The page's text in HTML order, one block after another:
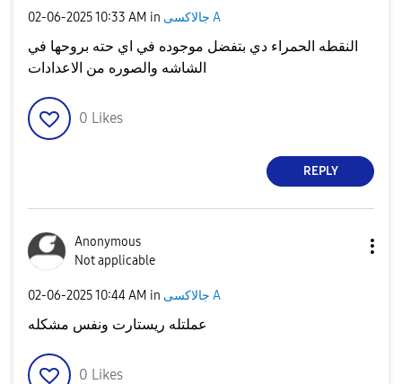
‎02-06-202510:33 AM in جالاكسى A
النقطه الحمراء دي بتفضل موجوده في اي حته بروحها في
الشاشه والصوره من الاعدادات
0 Likes
REPLY
Anonymous
Not applicable
‎02-06-202510:44 AM in جالاكسى A
عملتله ريستارت ونفس مشكله
0 Likes